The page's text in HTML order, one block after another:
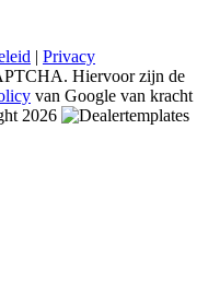
| Privacy
Hiervoor zijn de
van Google van kracht
2026